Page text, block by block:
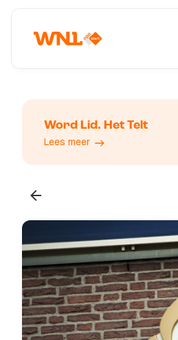
Word Lid. Het Telt
Lees meer